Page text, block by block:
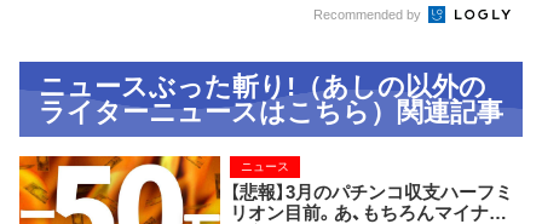
Recommended by
ニュースぶった斬り!（あしの以外の
ライターニュースはこちら）関連記事
【悲報】3月のパチンコ収支ハーフミ
リオン目前。あ、もちろんマイナス
ニュース